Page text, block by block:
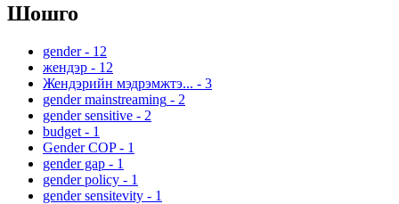
Шошго
gender - 12
жендэр - 12
Жендэрийн мэдрэмжтэ... - 3
gender mainstreaming - 2
gender sensitive - 2
budget - 1
Gender COP - 1
gender gap - 1
gender policy - 1
gender sensitevity - 1